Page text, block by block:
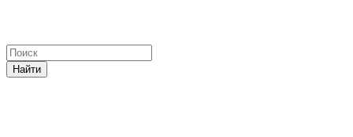
Найти